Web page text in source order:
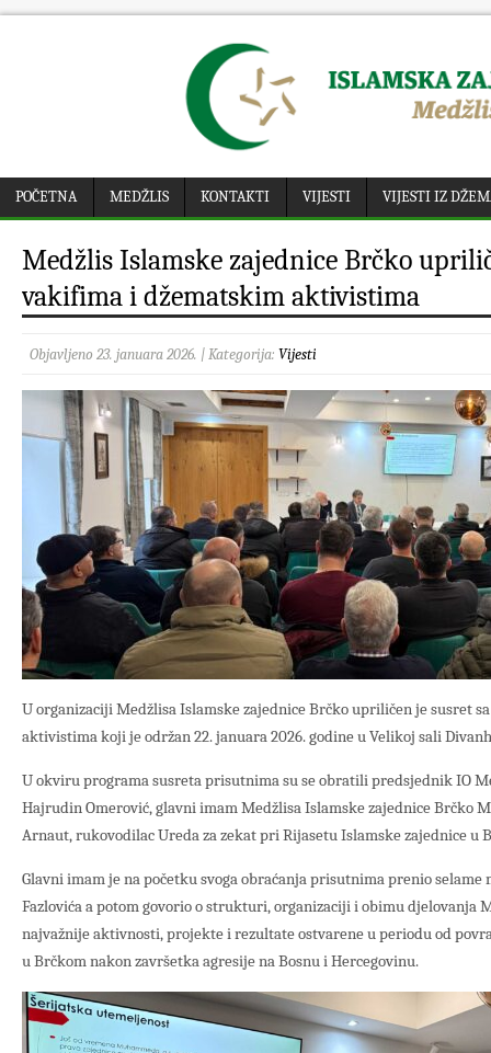
POČETNA MEDŽLIS KONTAKTI VIJESTI VIJESTI IZ
Medžlis Islamske zajednice Brčko
vakifima i džematskim aktivistima
Objavljeno 23. januara 2026. | Kategorija: Vijesti
U organizaciji Medžlisa Islamske zajednice Brčko upriličen je susret
aktivistima koji je održan 22. januara 2026. godine u Velikoj sali
U okviru programa susreta prisutnima su se obratili predsjednik IO
Hajrudin Omerović, glavni imam Medžlisa Islamske zajednice Brčko
Arnaut, rukovodilac Ureda za zekat pri Rijasetu Islamske zajednice u
Glavni imam je na početku svoga obraćanja prisutnima prenio
Fazlovića a potom govorio o strukturi, organizaciji i obimu djelovanja
najvažnije aktivnosti, projekte i rezultate ostvarene u periodu od
u Brčkom nakon završetka agresije na Bosnu i Hercegovinu.